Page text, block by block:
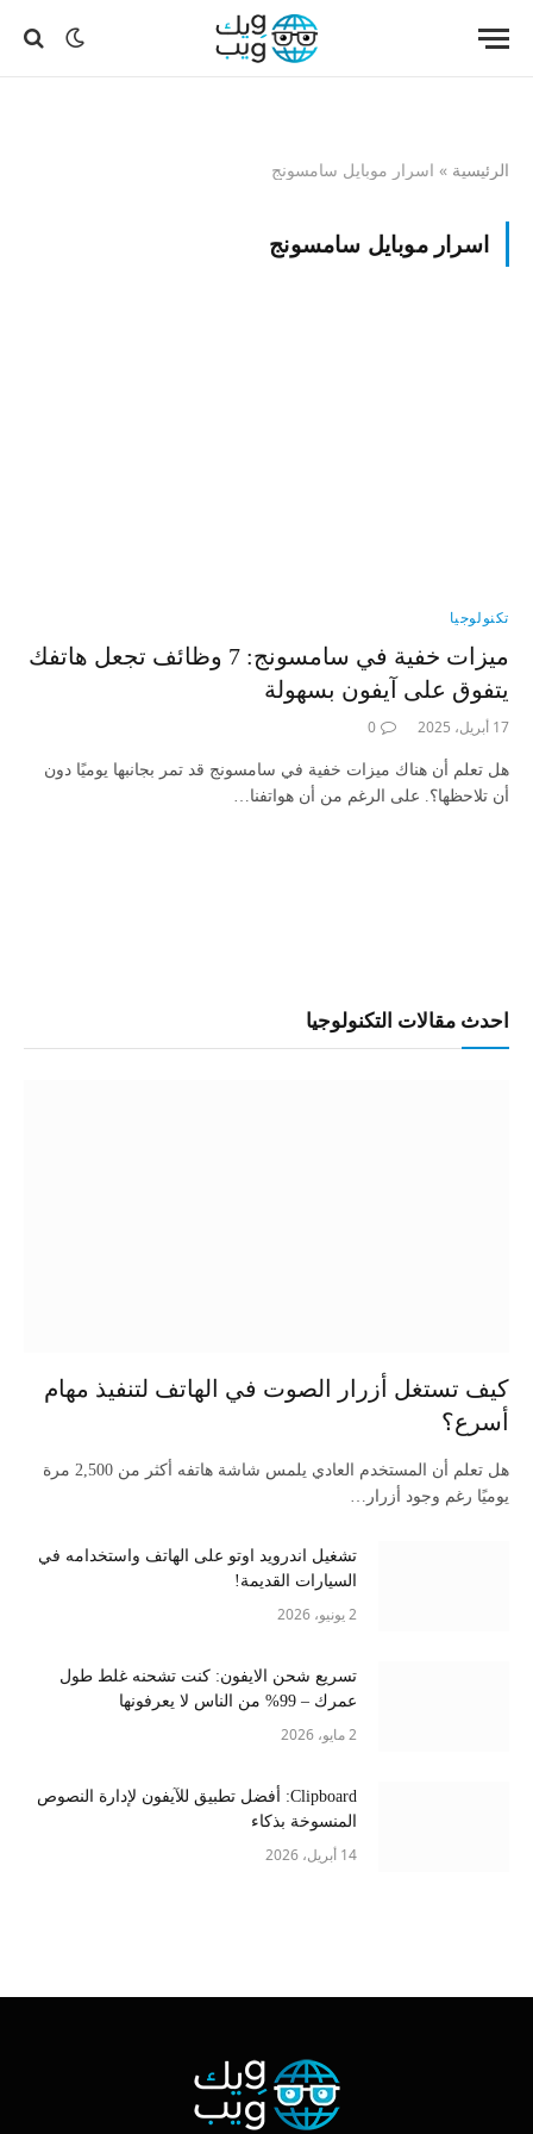
الرئيسية » اسرار موبايل سامسونج
اسرار موبايل سامسونج
تكنولوجيا
ميزات خفية في سامسونج: 7 وظائف تجعل هاتفك
يتفوق على آيفون بسهولة
17 أبريل، 2025 0
هل تعلم أن هناك ميزات خفية في سامسونج قد تمر بجانبها يوميًا دون
أن تلاحظها؟. على الرغم من أن هواتفنا…
احدث مقالات التكنولوجيا
كيف تستغل أزرار الصوت في الهاتف لتنفيذ مهام
أسرع؟
هل تعلم أن المستخدم العادي يلمس شاشة هاتفه أكثر من 2,500 مرة
يوميًا رغم وجود أزرار…
تشغيل اندرويد اوتو على الهاتف واستخدامه في
السيارات القديمة!
2 يونيو، 2026
تسريع شحن الايفون: كنت تشحنه غلط طول
عمرك – 99% من الناس لا يعرفونها
2 مايو، 2026
Clipboard: أفضل تطبيق للآيفون لإدارة النصوص
المنسوخة بذكاء
14 أبريل، 2026